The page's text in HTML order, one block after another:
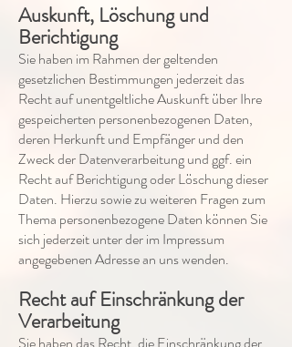
Auskunft, Löschung und
Berichtigung
Sie haben im Rahmen der geltenden
gesetzlichen Bestimmungen jederzeit das
Recht auf unentgeltliche Auskunft über Ihre
gespeicherten personenbezogenen Daten,
deren Herkunft und Empfänger und den
Zweck der Datenverarbeitung und ggf. ein
Recht auf Berichtigung oder Löschung dieser
Daten. Hierzu sowie zu weiteren Fragen zum
Thema personenbezogene Daten können Sie
sich jederzeit unter der im Impressum
angegebenen Adresse an uns wenden.
Recht auf Einschränkung der
Verarbeitung